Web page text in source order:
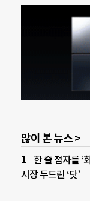
많이 본 뉴스 >
한 줄 점자를 ‘
시장 두드린 ‘닷’